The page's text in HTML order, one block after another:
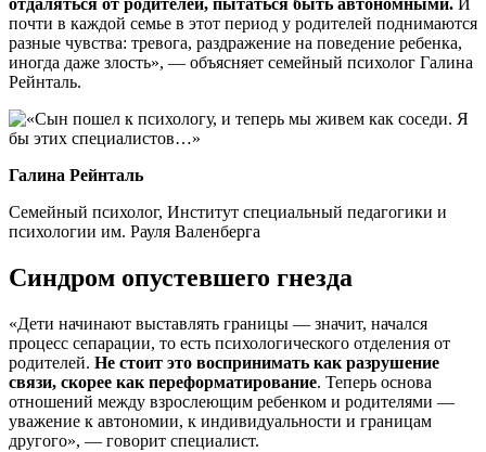
отдаляться от родителей, пытаться быть автономными. И
почти в каждой семье в этот период у родителей поднимаются
разные чувства: тревога, раздражение на поведение ребенка,
иногда даже злость», — объясняет семейный психолог Галина
Рейнталь.
Галина Рейнталь
Семейный психолог, Институт специальный педагогики и
психологии им. Рауля Валенберга
Синдром опустевшего гнезда
«Дети начинают выставлять границы — значит, начался
процесс сепарации, то есть психологического отделения от
родителей. Не стоит это воспринимать как разрушение
связи, скорее как переформатирование. Теперь основа
отношений между взрослеющим ребенком и родителями —
уважение к автономии, к индивидуальности и границам
другого», — говорит специалист.